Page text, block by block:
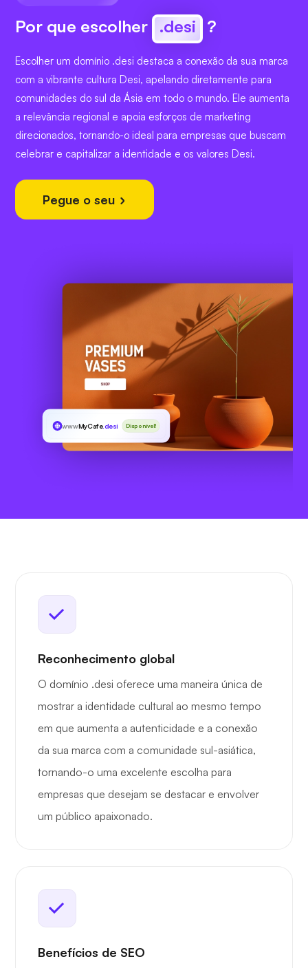
Por que escolher .desi ?
Escolher um domínio .desi destaca a conexão da sua marca
com a vibrante cultura Desi, apelando diretamente para
comunidades do sul da Ásia em todo o mundo. Ele aumenta
a relevância regional e apoia esforços de marketing
direcionados, tornando-o ideal para empresas que buscam
celebrar e capitalizar a identidade e os valores Desi.
Pegue o seu
wwwMyCafe.desi Disponível!
Reconhecimento global
O domínio .desi oferece uma maneira única de
mostrar a identidade cultural ao mesmo tempo
em que aumenta a autenticidade e a conexão
da sua marca com a comunidade sul-asiática,
tornando-o uma excelente escolha para
empresas que desejam se destacar e envolver
um público apaixonado.
Benefícios de SEO